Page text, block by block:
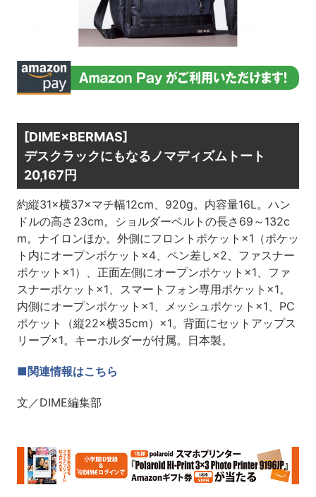
[DIME×BERMAS]
デスクラックにもなるノマディズムトート
20,167円
約縦31×横37×マチ幅12cm、920g。内容量16L。ハン
ドルの高さ23cm。ショルダーベルトの長さ69～132c
m。ナイロンほか。外側にフロントポケット×1（ポケッ
ト内にオープンポケット×4、ペン差し×2、ファスナー
ポケット×1）、正面左側にオープンポケット×1、ファ
スナーポケット×1、スマートフォン専用ポケット×1。
内側にオープンポケット×1、メッシュポケット×1、PC
ポケット（縦22×横35cm）×1。背面にセットアップス
リーブ×1。キーホルダーが付属。日本製。
■関連情報はこちら
文／DIME編集部